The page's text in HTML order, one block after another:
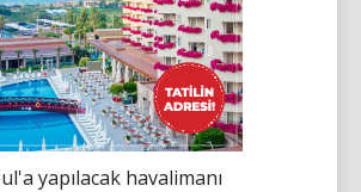
yapılacak havalimanı